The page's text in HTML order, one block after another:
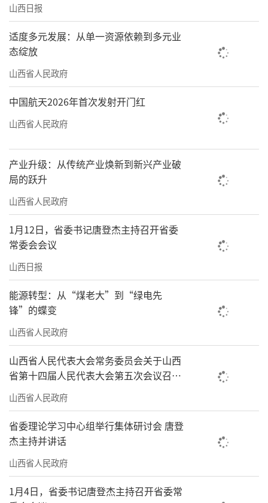
山西日报
适度多元发展：从单一资源依赖到多元业
态绽放
山西省人民政府
中国航天2026年首次发射开门红
山西省人民政府
产业升级：从传统产业焕新到新兴产业破
局的跃升
山西省人民政府
1月12日，省委书记唐登杰主持召开省委
常委会会议
山西日报
能源转型：从“煤老大”到“绿电先
锋”的蝶变
山西省人民政府
山西省人民代表大会常务委员会关于山西
省第十四届人民代表大会第五次会议召开
时间的决定
山西省人民政府
省委理论学习中心组举行集体研讨会 唐登
杰主持并讲话
山西省人民政府
1月4日，省委书记唐登杰主持召开省委常